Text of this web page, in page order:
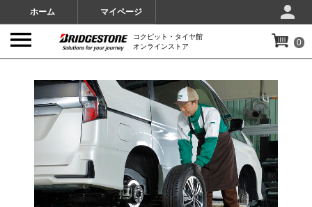
ホーム マイページ
コクピット・タイヤ館
オンラインストア
0